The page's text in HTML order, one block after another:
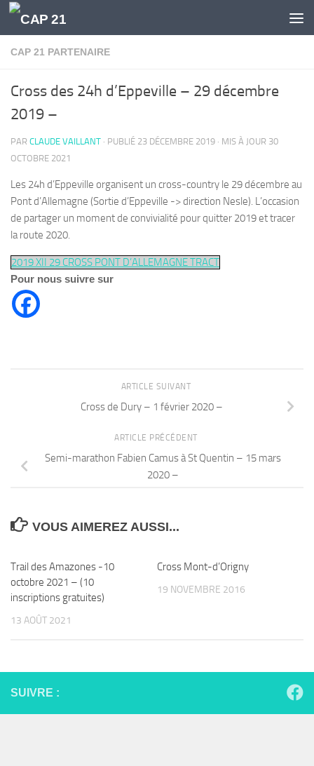
Skip to content
CAP 21 PARTENAIRE
Cross des 24h d’Eppeville – 29 décembre
2019 –
PAR CLAUDE VAILLANT · PUBLIÉ 23 DÉCEMBRE 2019 · MIS À JOUR 30
OCTOBRE 2021
Les 24h d’Eppeville organisent un cross-country le 29 décembre au
Pont d’Allemagne (Sortie d’Eppeville -> direction Nesle). L’occasion
de partager un moment de convivialité pour quitter 2019 et tracer
la route 2020.
2019 XII 29 CROSS PONT D’ALLEMAGNE TRACT
Pour nous suivre sur
ARTICLE SUIVANT
Cross de Dury – 1 février 2020 –
ARTICLE PRÉCÉDENT
Semi-marathon Fabien Camus à St Quentin – 15 mars
2020 –
VOUS AIMEREZ AUSSI...
Trail des Amazones -10
octobre 2021 – (10
inscriptions gratuites)
13 AOÛT 2021
Cross Mont-d’Origny
19 NOVEMBRE 2016
SUIVRE :